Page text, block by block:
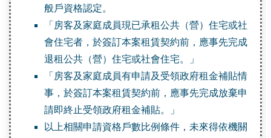
般戶資格認定。
「房客及家庭成員現已承租公共（營）住宅或社
會住宅者，於簽訂本案租賃契約前，應事先完成
退租公共（營）住宅或社會住宅。」
「房客及家庭成員有申請及受領政府租金補貼情
事，於簽訂本案租賃契約前，應事先完成放棄申
請即終止受領政府租金補貼。」
以上相關申請資格戶數比例條件，未來得依機關